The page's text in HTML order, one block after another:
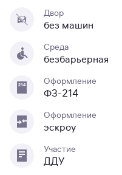
Двор
без машин
Среда
безбарьерная
Оформление
ФЗ-214
Оформление
эскроу
Участие
ДДУ